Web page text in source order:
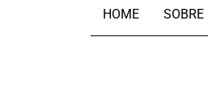
HOME SOBRE